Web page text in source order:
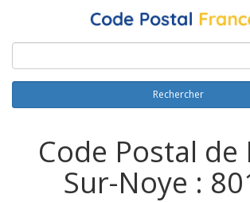
Rechercher
Code Postal de
Sur-Noye :